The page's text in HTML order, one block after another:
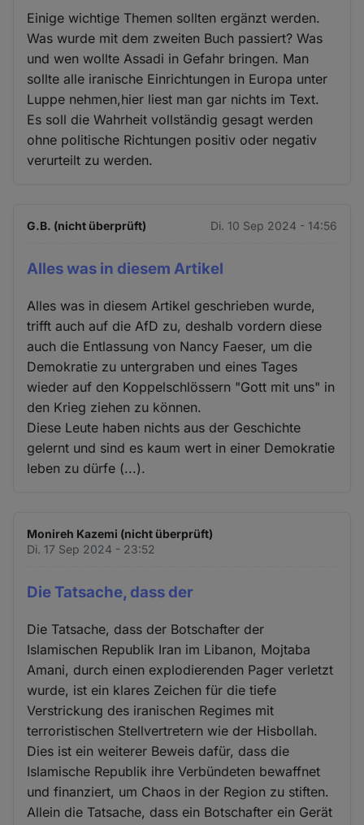
Einige wichtige Themen sollten ergänzt werden.
Was wurde mit dem zweiten Buch passiert? Was
und wen wollte Assadi in Gefahr bringen. Man
sollte alle iranische Einrichtungen in Europa unter
Luppe nehmen,hier liest man gar nichts im Text.
Es soll die Wahrheit vollständig gesagt werden
ohne politische Richtungen positiv oder negativ
verurteilt zu werden.
G.B. (nicht überprüft) Di. 10 Sep 2024 - 14:56
Alles was in diesem Artikel
Alles was in diesem Artikel geschrieben wurde,
trifft auch auf die AfD zu, deshalb vordern diese
auch die Entlassung von Nancy Faeser, um die
Demokratie zu untergraben und eines Tages
wieder auf den Koppelschlössern "Gott mit uns" in
den Krieg ziehen zu können.
Diese Leute haben nichts aus der Geschichte
gelernt und sind es kaum wert in einer Demokratie
leben zu dürfe (...).
Monireh Kazemi (nicht überprüft)
Di. 17 Sep 2024 - 23:52
Die Tatsache, dass der
Die Tatsache, dass der Botschafter der
Islamischen Republik Iran im Libanon, Mojtaba
Amani, durch einen explodierenden Pager verletzt
wurde, ist ein klares Zeichen für die tiefe
Verstrickung des iranischen Regimes mit
terroristischen Stellvertretern wie der Hisbollah.
Dies ist ein weiterer Beweis dafür, dass die
Islamische Republik ihre Verbündeten bewaffnet
und finanziert, um Chaos in der Region zu stiften.
Allein die Tatsache, dass ein Botschafter ein Gerät